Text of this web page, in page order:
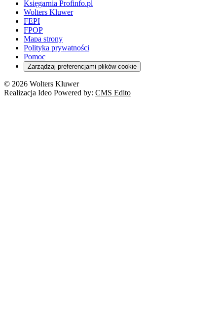
Księgarnia Profinfo.pl
Wolters Kluwer
FEPI
FPOP
Mapa strony
Polityka prywatności
Pomoc
Zarządzaj preferencjami plików cookie
© 2026 Wolters Kluwer
Realizacja Ideo Powered by: CMS Edito